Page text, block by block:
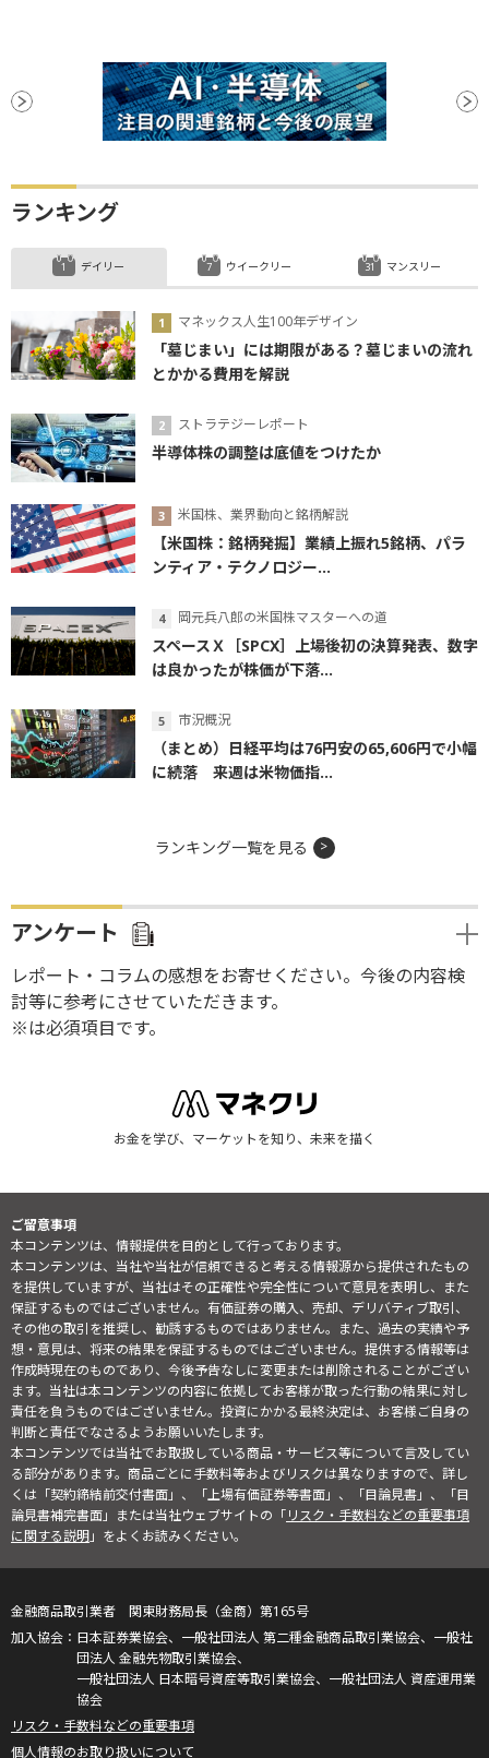
ランキング
デイリー
マネックス人生100年デザイン
「墓じまい」には期限がある？墓じまいの流れ
とかかる費用を解説
ストラテジーレポート
半導体株の調整は底値をつけたか
米国株、業界動向と銘柄解説
【米国株：銘柄発掘】業績上振れ5銘柄、パラ
ンティア・テクノロジー...
岡元兵八郎の米国株マスターへの道
スペースＸ［SPCX］上場後初の決算発表、数字
は良かったが株価が下落...
市況概況
（まとめ）日経平均は76円安の65,606円で小幅
に続落 来週は米物価指...
ウイークリー マンスリー
ランキング一覧を見る
アンケート
レポート・コラムの感想をお寄せください。今後の内容検
討等に参考にさせていただきます。
※は必須項目です。
お金を学び、マーケットを知り、未来を描く
ご留意事項
本コンテンツは、情報提供を目的として行っております。
本コンテンツは、当社や当社が信頼できると考える情報源から提供されたもの
を提供していますが、当社はその正確性や完全性について意見を表明し、また
保証するものではございません。有価証券の購入、売却、デリバティブ取引、
その他の取引を推奨し、勧誘するものではありません。また、過去の実績や予
想・意見は、将来の結果を保証するものではございません。提供する情報等は
作成時現在のものであり、今後予告なしに変更または削除されることがござい
ます。当社は本コンテンツの内容に依拠してお客様が取った行動の結果に対し
責任を負うものではございません。投資にかかる最終決定は、お客様ご自身の
判断と責任でなさるようお願いいたします。
本コンテンツでは当社でお取扱している商品・サービス等について言及してい
る部分があります。商品ごとに手数料等およびリスクは異なりますので、詳し
くは「契約締結前交付書面」、「上場有価証券等書面」、「目論見書」、「目
論見書補完書面」または当社ウェブサイトの「リスク・手数料などの重要事項
に関する説明」をよくお読みください。
金融商品取引業者 関東財務局長（金商）第165号
日本証券業協会、一般社団法人 第二種金融商品取引業協会、一般社
団法人 金融先物取引業協会、
一般社団法人 日本暗号資産等取引業協会、一般社団法人 資産運用業
協会
リスク・手数料などの重要事項
個人情報のお取り扱いについて